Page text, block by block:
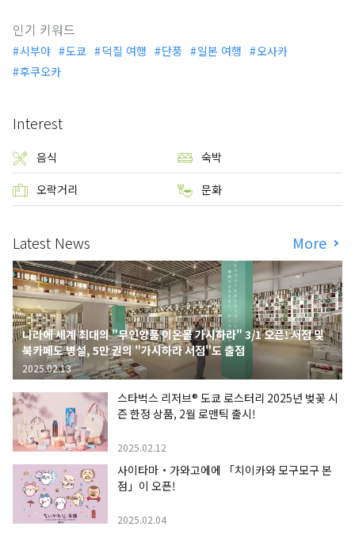
인기 키워드
시부야 도쿄 덕질 여행 단풍 일본 여행
오사카
후쿠오카
Interest
음식 숙박
오락거리 문화
Latest News More
나라에 세계 최대의 "무인양품 이온몰 가시하라" 3/1 오픈! 서점 및
북카페도 병설, 5만 권의 "가시하라 서점"도 출점
2025.02.13
스타벅스 리저브® 도쿄 로스터리 2025년 벚꽃 시
즌 한정 상품, 2월 로맨틱 출시!
2025.02.12
사이타마・가와고에에 「치이카와 모구모구 본
점」이 오픈!
2025.02.04